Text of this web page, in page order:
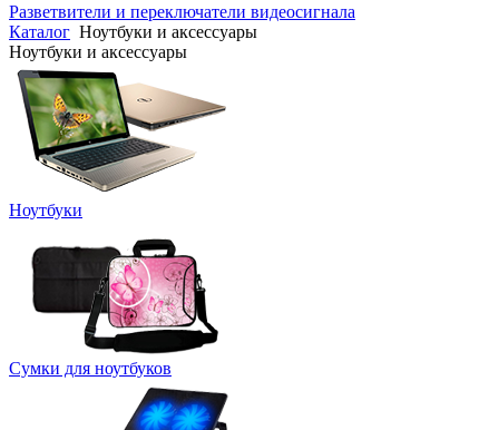
Разветвители и переключатели видеосигнала
Каталог Ноутбуки и аксессуары
Ноутбуки и аксессуары
Ноутбуки
Сумки для ноутбуков